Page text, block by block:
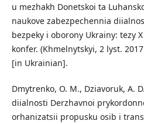
u mezhakh Donetskoi ta
naukove zabezpechennia
bezpeky i oborony Ukrainy: tezy
konfer. (Khmelnytskyi, 2 lyst.
[in Ukrainian].
Dmytrenko, O. M., Dziavoruk, A.
diialnosti Derzhavnoi
orhanizatsii propusku osib i